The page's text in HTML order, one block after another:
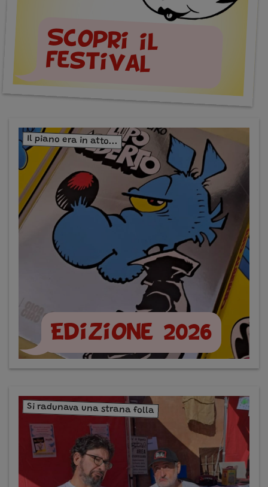
Scopri il
festival
Il piano era in atto...
Edizione 2026
Si radunava una strana folla